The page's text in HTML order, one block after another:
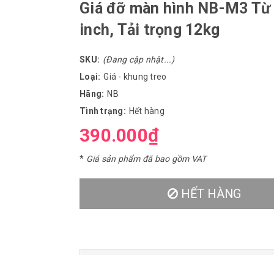
Giá đỡ màn hình NB-M3
inch, Tải trọng 12kg
SKU: (Đang cập nhật...)
Loại: Giá - khung treo
Hãng: NB
Tình trạng: Hết hàng
390.000₫
* Giá sản phẩm đã bao gồm VAT
HẾT HÀNG